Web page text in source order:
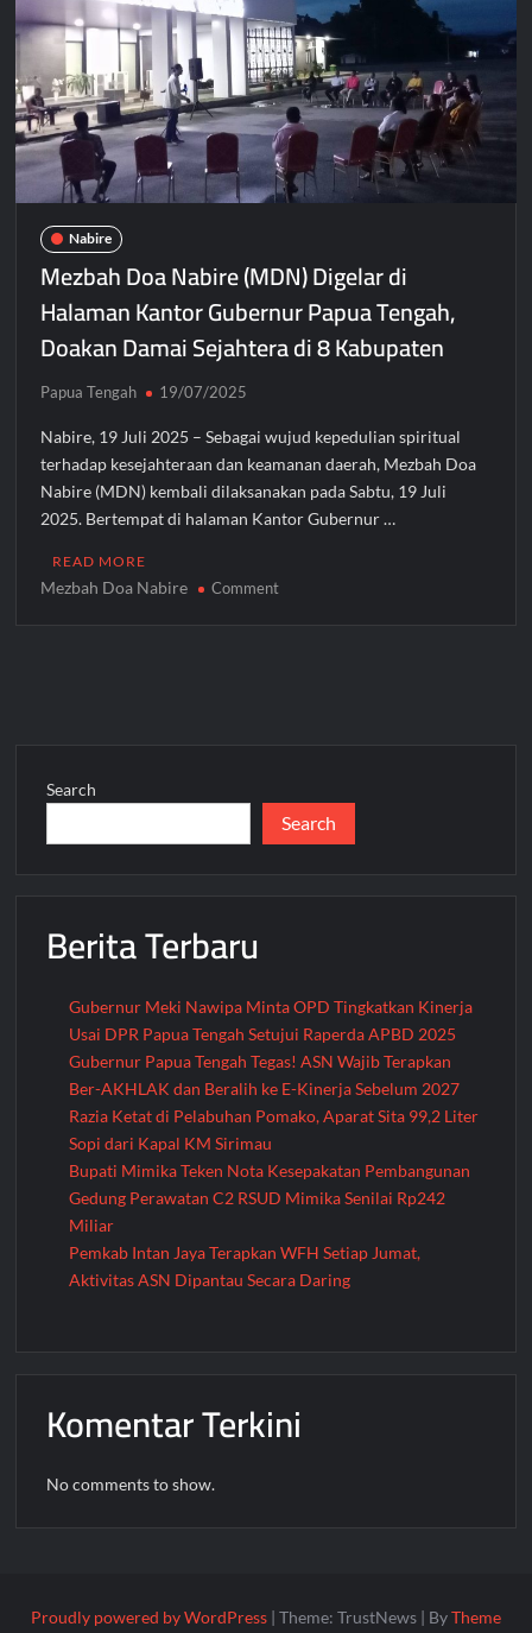
Bupati Mimika Teken Nota Kesepakatan Pembangunan
Gedung Perawatan C2 RSUD Mimika Senilai Rp242 Miliar
Pemkab Intan Jaya Terapkan WFH Setiap Jumat, Aktivitas ASN
Dipantau Secara Daring
Gubernur Meki Nawipa Paparkan Kemajuan Tujuh Program
Prioritas Pendidikan Papua Tengah Tahun 2025
Nabire
Mezbah Doa Nabire (MDN) Digelar di
Halaman Kantor Gubernur Papua Tengah,
Doakan Damai Sejahtera di 8 Kabupaten
Papua Tengah 19/07/2025
Nabire, 19 Juli 2025 – Sebagai wujud kepedulian spiritual
terhadap kesejahteraan dan keamanan daerah, Mezbah Doa
Nabire (MDN) kembali dilaksanakan pada Sabtu, 19 Juli
2025. Bertempat di halaman Kantor Gubernur …
READ MORE
Mezbah Doa Nabire Commenton
Gubernur
Papua
8
Kabupaten
Search
Search
Berita Terbaru
Gubernur Meki Nawipa Minta OPD Tingkatkan Kinerja
Usai DPR Papua Tengah Setujui Raperda APBD 2025
Gubernur Papua Tengah Tegas! ASN Wajib Terapkan
Ber-AKHLAK dan Beralih ke E-Kinerja Sebelum 2027
Razia Ketat di Pelabuhan Pomako, Aparat Sita 99,2 Liter
Sopi dari Kapal KM Sirimau
Bupati Mimika Teken Nota Kesepakatan Pembangunan
Gedung Perawatan C2 RSUD Mimika Senilai Rp242
Miliar
Pemkab Intan Jaya Terapkan WFH Setiap Jumat,
Aktivitas ASN Dipantau Secara Daring
Komentar Terkini
No comments to show.
Proudly powered by WordPress | Theme: TrustNews | ByTheme